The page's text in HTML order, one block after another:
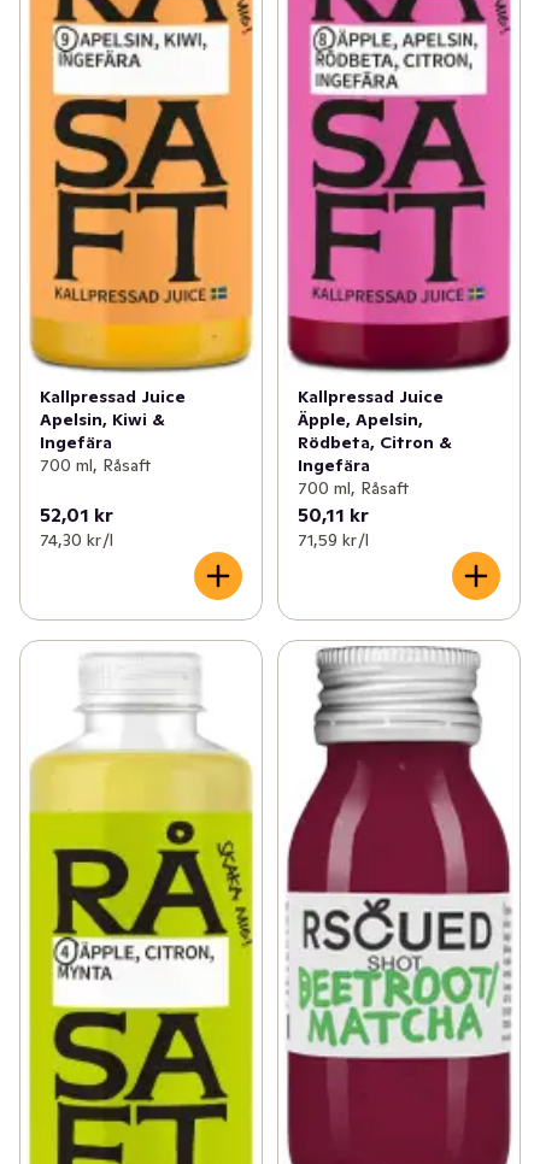
Kallpressad Juice
Apelsin, Kiwi &
Ingefära
700 ml, Råsaft
52,01 kr
74,30 kr /l
Kallpressad Juice
Äpple, Apelsin,
Rödbeta, Citron &
Ingefära
700 ml, Råsaft
50,11 kr
71,59 kr /l